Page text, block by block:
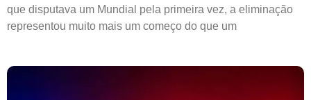
que disputava um Mundial pela primeira vez, a eliminação
representou muito mais um começo do que um